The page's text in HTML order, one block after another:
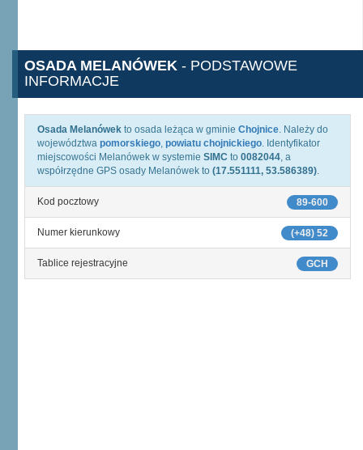
OSADA MELANÓWEK - PODSTAWOWE
INFORMACJE
Osada Melanówek to osada leżąca w gminie Chojnice. Należy do
województwa pomorskiego, powiatu chojnickiego. Identyfikator
miejscowości Melanówek w systemie SIMC to 0082044, a
współrzędne GPS osady Melanówek to (17.551111, 53.586389).
89-600
Kod pocztowy
(+48) 52
Numer kierunkowy
GCH
Tablice rejestracyjne